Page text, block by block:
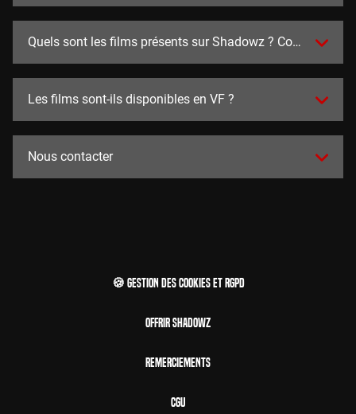
Quels sont les films présents sur Shadowz ? Combien y en
Les films sont-ils disponibles en VF ?
Nous contacter
🍪 Gestion des cookies et RGPD
Offrir Shadowz
Remerciements
CGU